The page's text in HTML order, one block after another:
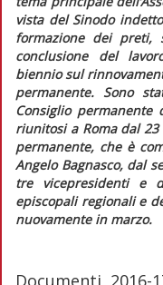
vista del Sinodo
formazione dei
conclusione del
biennio sul
permanente. Sono
Consiglio permanente
riunitosi a Roma dal
permanente, che è
Angelo Bagnasco, dal
tre vicepresidenti e
episcopali regionali e
nuovamente in marzo.
Documenti, 2016-